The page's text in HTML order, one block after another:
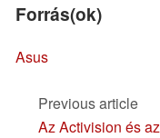
Forrás(ok)
Asus
Previous article
Az Activision és az